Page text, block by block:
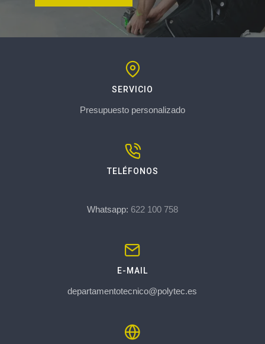
SERVICIO
Presupuesto personalizado
TELÉFONOS
Whatsapp: 622 100 758
E-MAIL
departamentotecnico@polytec.es